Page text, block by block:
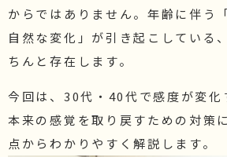
からではありません。年齢に伴う
自然な変化」が引き起こしている
ちんと存在します。
今回は、30代・40代で感度が変化
本来の感覚を取り戻すための対策
点からわかりやすく解説します。